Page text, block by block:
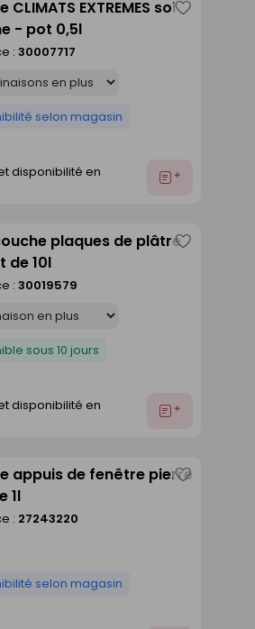
CLIMATS EXTREMES sol
- pot 0,5l
: 30007717
selon magasin
disponibilité en
Ajouter
plaques de plâtre
de 10l
: 30019579
sous 10 jours
disponibilité en
Ajouter
appuis de fenêtre pierre
1l
: 27243220
selon magasin